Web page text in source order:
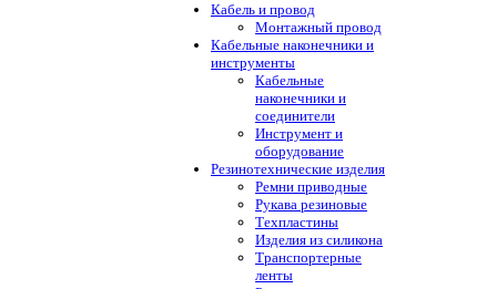
Кабель и провод
Монтажный провод
Кабельные наконечники и
инструменты
Кабельные
наконечники и
соединители
Инструмент и
оборудование
Резинотехнические изделия
Ремни приводные
Рукава резиновые
Техпластины
Изделия из силикона
Транспортерные
ленты